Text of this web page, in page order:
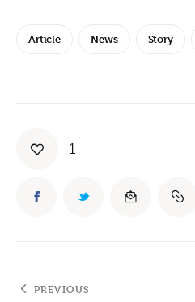
Article News Story
1
PREVIOUS